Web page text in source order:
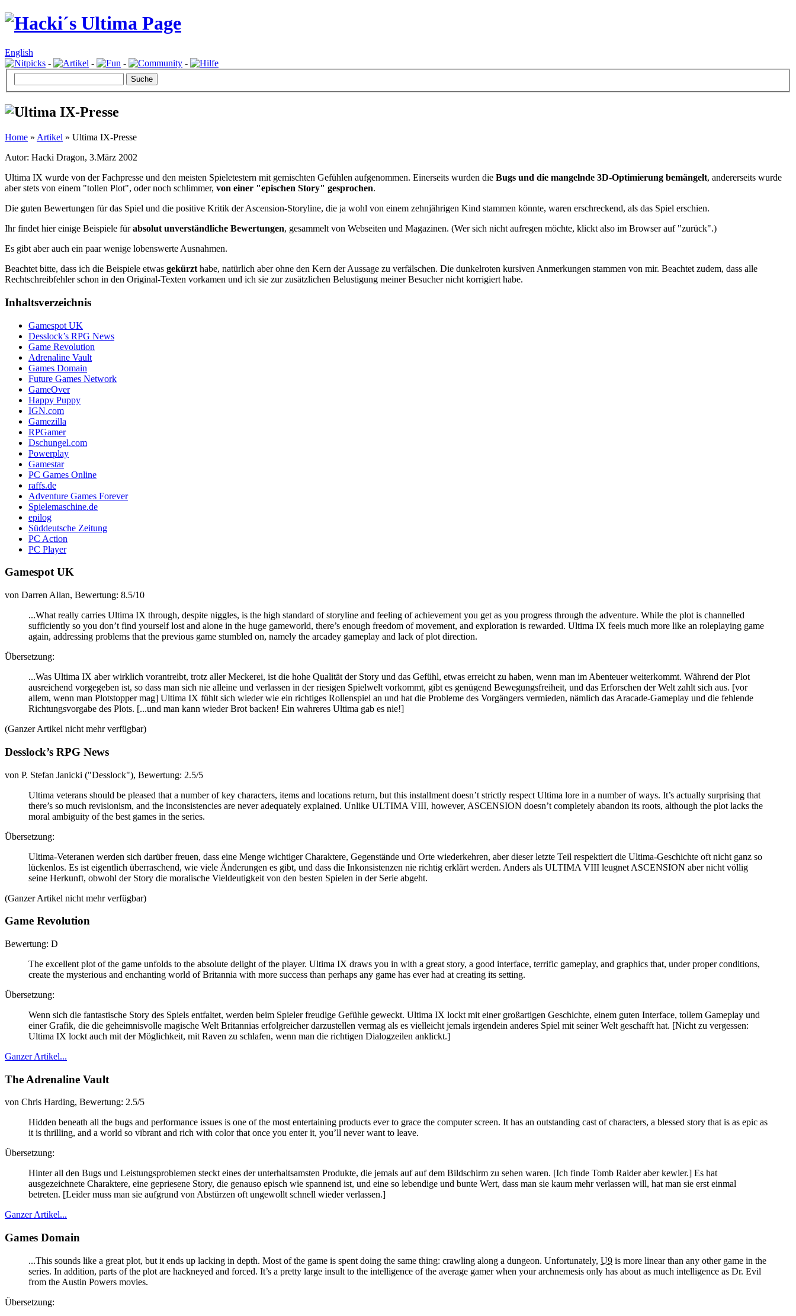
English
-
- - -
Home » Artikel » Ultima IX-Presse
Autor: Hacki Dragon, 3.März 2002
Ultima IX wurde von der Fachpresse und den meisten Spieletestern mit gemischten Gefühlen aufgenommen. Einerseits wurden die Bugs und die mangelnde 3D-Optimierung bemängelt, andererseits wurde
aber stets von einem "tollen Plot", oder noch schlimmer, von einer "epischen Story" gesprochen.
Die guten Bewertungen für das Spiel und die positive Kritik der Ascension-Storyline, die ja wohl von einem zehnjährigen Kind stammen könnte, waren erschreckend, als das Spiel erschien.
Ihr findet hier einige Beispiele fürabsolut unverständliche Bewertungen, gesammelt von Webseiten und Magazinen. (Wer sich nicht aufregen möchte, klickt also im Browser auf "zurück".)
Es gibt aber auch ein paar wenige lobenswerte Ausnahmen.
Beachtet bitte, dass ich die Beispiele etwas gekürzt habe, natürlich aber ohne den Kern der Aussage zu verfälschen. Die dunkelroten kursiven Anmerkungen stammen von mir. Beachtet zudem, dass alle
Rechtschreibfehler schon in den Original-Texten vorkamen und ich sie zur zusätzlichen Belustigung meiner Besucher nicht korrigiert habe.
Inhaltsverzeichnis
Gamespot UK
Desslock’s RPG News
Game Revolution
Adrenaline Vault
Games Domain
Future Games Network
GameOver
Happy Puppy
IGN.com
Gamezilla
RPGamer
Dschungel.com
Powerplay
Gamestar
PC Games Online
raffs.de
Adventure Games Forever
Spielemaschine.de
epilog
Süddeutsche Zeitung
PC Action
PC Player
Gamespot UK
von Darren Allan, Bewertung: 8.5/10
...What really carries Ultima IX through, despite niggles, is the high standard of storyline and feeling of achievement you get as you progress through the adventure. While the plot is channelled
sufficiently so you don’t find yourself lost and alone in the huge gameworld, there’s enough freedom of movement, and exploration is rewarded. Ultima IX feels much more like an roleplaying game
again, addressing problems that the previous game stumbled on, namely the arcadey gameplay and lack of plot direction.
Übersetzung:
...Was Ultima IX aber wirklich vorantreibt, trotz aller Meckerei, ist die hohe Qualität der Story und das Gefühl, etwas erreicht zu haben, wenn man im Abenteuer weiterkommt. Während der Plot
ausreichend vorgegeben ist, so dass man sich nie alleine und verlassen in der riesigen Spielwelt vorkommt, gibt es genügend Bewegungsfreiheit, und das Erforschen der Welt zahlt sich aus. [vor
allem, wenn man Plotstopper mag] Ultima IX fühlt sich wieder wie ein richtiges Rollenspiel an und hat die Probleme des Vorgängers vermieden, nämlich das Aracade-Gameplay und die fehlende
Richtungsvorgabe des Plots. [...und man kann wieder Brot backen! Ein wahreres Ultima gab es nie!]
(Ganzer Artikel nicht mehr verfügbar)
Desslock’s RPG News
von P. Stefan Janicki ("Desslock"), Bewertung: 2.5/5
Ultima veterans should be pleased that a number of key characters, items and locations return, but this installment doesn’t strictly respect Ultima lore in a number of ways. It’s actually surprising that
there’s so much revisionism, and the inconsistencies are never adequately explained. Unlike ULTIMA VIII, however, ASCENSION doesn’t completely abandon its roots, although the plot lacks the
moral ambiguity of the best games in the series.
Übersetzung:
Ultima-Veteranen werden sich darüber freuen, dass eine Menge wichtiger Charaktere, Gegenstände und Orte wiederkehren, aber dieser letzte Teil respektiert die Ultima-Geschichte oft nicht ganz so
lückenlos. Es ist eigentlich überraschend, wie viele Änderungen es gibt, und dass die Inkonsistenzen nie richtig erklärt werden. Anders als ULTIMA VIII leugnet ASCENSION aber nicht völlig
seine Herkunft, obwohl der Story die moralische Vieldeutigkeit von den besten Spielen in der Serie abgeht.
(Ganzer Artikel nicht mehr verfügbar)
Game Revolution
Bewertung: D
The excellent plot of the game unfolds to the absolute delight of the player. Ultima IX draws you in with a great story, a good interface, terrific gameplay, and graphics that, under proper conditions,
create the mysterious and enchanting world of Britannia with more success than perhaps any game has ever had at creating its setting.
Übersetzung:
Wenn sich die fantastische Story des Spiels entfaltet, werden beim Spieler freudige Gefühle geweckt. Ultima IX lockt mit einer großartigen Geschichte, einem guten Interface, tollem Gameplay und
einer Grafik, die die geheimnisvolle magische Welt Britannias erfolgreicher darzustellen vermag als es vielleicht jemals irgendein anderes Spiel mit seiner Welt geschafft hat. [Nicht zu vergessen:
Ultima IX lockt auch mit der Möglichkeit, mit Raven zu schlafen, wenn man die richtigen Dialogzeilen anklickt.]
Ganzer Artikel...
The Adrenaline Vault
von Chris Harding, Bewertung: 2.5/5
Hidden beneath all the bugs and performance issues is one of the most entertaining products ever to grace the computer screen. It has an outstanding cast of characters, a blessed story that is as epic as
it is thrilling, and a world so vibrant and rich with color that once you enter it, you’ll never want to leave.
Übersetzung:
Hinter all den Bugs und Leistungsproblemen steckt eines der unterhaltsamsten Produkte, die jemals auf auf dem Bildschirm zu sehen waren. [Ich finde Tomb Raider aber kewler.] Es hat
ausgezeichnete Charaktere, eine gepriesene Story, die genauso episch wie spannend ist, und eine so lebendige und bunte Wert, dass man sie kaum mehr verlassen will, hat man sie erst einmal
betreten. [Leider muss man sie aufgrund von Abstürzen oft ungewollt schnell wieder verlassen.]
Ganzer Artikel...
Games Domain
...This sounds like a great plot, but it ends up lacking in depth. Most of the game is spent doing the same thing: crawling along a dungeon. Unfortunately, U9 is more linear than any other game in the
series. In addition, parts of the plot are hackneyed and forced. It’s a pretty large insult to the intelligence of the average gamer when your archnemesis only has about as much intelligence as Dr. Evil
from the Austin Powers movies.
Übersetzung: